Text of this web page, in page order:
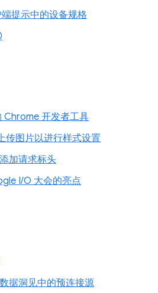
提示中的设备规格
Chrome 开发者工具
传图片以进行样式设置
加请求标头
I/O 大会的亮点
据洞见中的预连接源